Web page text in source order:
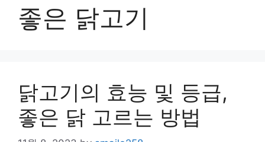
좋은 닭고기
닭고기의 효능 및 등급,
좋은 닭 고르는 방법